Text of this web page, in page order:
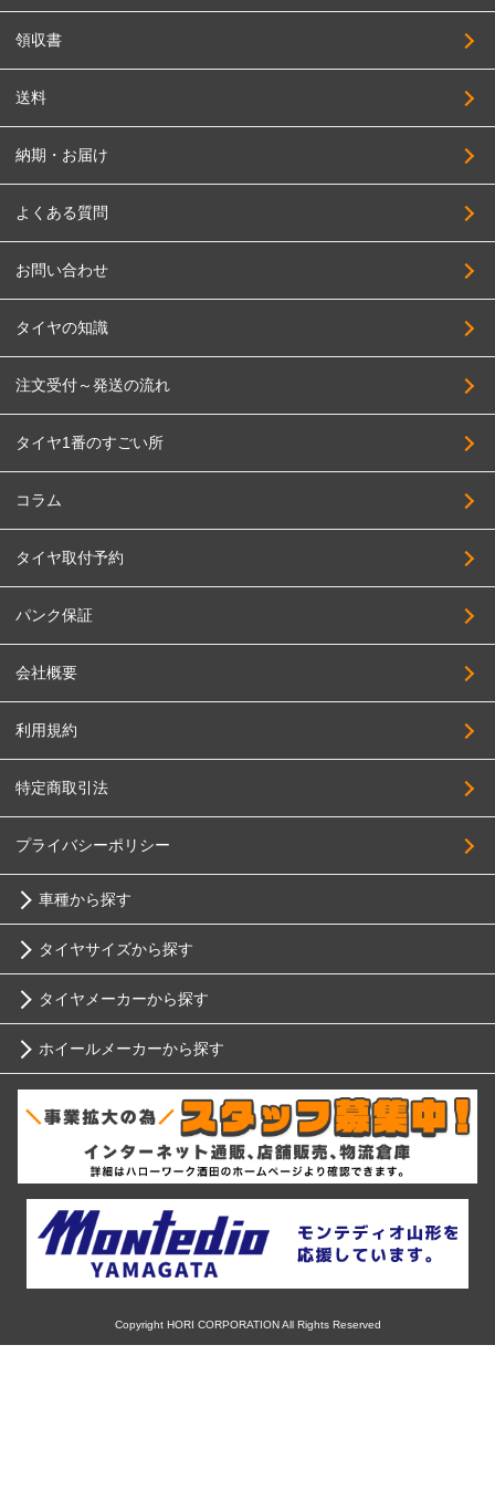
領収書
送料
納期・お届け
よくある質問
お問い合わせ
タイヤの知識
注文受付～発送の流れ
タイヤ1番のすごい所
コラム
タイヤ取付予約
パンク保証
会社概要
利用規約
特定商取引法
プライバシーポリシー
車種から探す
トヨタ
ニッサン
スバル
マツダ
ミツビシ
タイヤサイズから探す
10インチ
12インチ
14インチ
15インチ
タイヤメーカーから探す
ブリヂストン
ミシュラン
ヨコハマ
ダンロップ
ホイールメーカーから探す
RIH
Advanti Racing
Copyright HORI CORPORATION All Rights Reserved